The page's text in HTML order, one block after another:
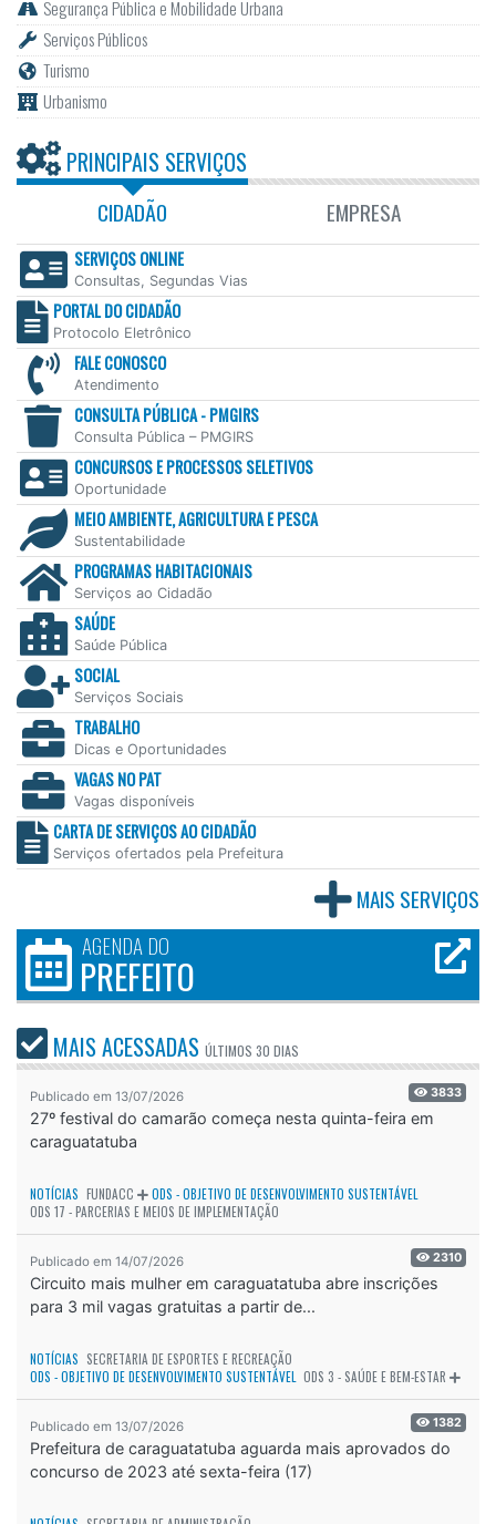
Segurança Pública e Mobilidade Urbana
Serviços Públicos
Turismo
Urbanismo
PRINCIPAIS SERVIÇOS
CIDADÃO EMPRESA
SERVIÇOS ONLINE
Consultas, Segundas Vias
PORTAL DO CIDADÃO
Protocolo Eletrônico
FALE CONOSCO
Atendimento
CONSULTA PÚBLICA - PMGIRS
Consulta Pública – PMGIRS
CONCURSOS E PROCESSOS SELETIVOS
Oportunidade
MEIO AMBIENTE, AGRICULTURA E PESCA
Sustentabilidade
PROGRAMAS HABITACIONAIS
Serviços ao Cidadão
SAÚDE
Saúde Pública
SOCIAL
Serviços Sociais
TRABALHO
Dicas e Oportunidades
VAGAS NO PAT
Vagas disponíveis
CARTA DE SERVIÇOS AO CIDADÃO
Serviços ofertados pela Prefeitura
MAIS SERVIÇOS
AGENDA DO
PREFEITO
MAIS ACESSADAS ÚLTIMOS 30 DIAS
Publicado em 13/07/2026 3833
27º festival do camarão começa nesta quinta-feira em
caraguatatuba
NOTÍCIAS FUNDACC
ODS - OBJETIVO DE DESENVOLVIMENTO SUSTENTÁVEL
ODS 17 - PARCERIAS E MEIOS DE IMPLEMENTAÇÃO
Publicado em 14/07/2026 2310
Circuito mais mulher em caraguatatuba abre inscrições
para 3 mil vagas gratuitas a partir de...
NOTÍCIAS SECRETARIA DE ESPORTES E RECREAÇÃO
ODS - OBJETIVO DE DESENVOLVIMENTO SUSTENTÁVEL ODS 3 - SAÚDE E BEM-ESTAR
Publicado em 13/07/2026 1382
Prefeitura de caraguatatuba aguarda mais aprovados do
concurso de 2023 até sexta-feira (17)